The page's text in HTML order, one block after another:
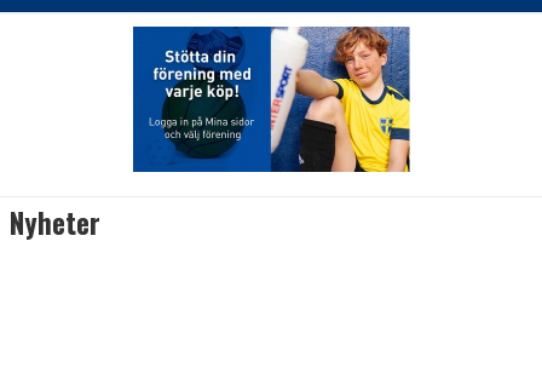
KONTAKT
Nyheter